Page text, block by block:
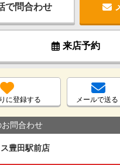
で問合わせ
来店予約
に登録する メールで送る
問合わせ
豊田駅前店